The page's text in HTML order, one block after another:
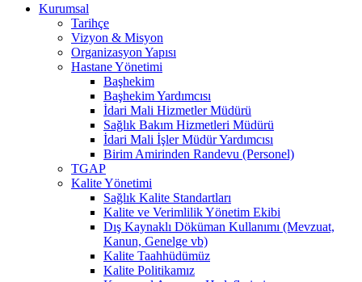
Kurumsal
Tarihçe
Vizyon & Misyon
Organizasyon Yapısı
Hastane Yönetimi
Başhekim
Başhekim Yardımcısı
İdari Mali Hizmetler Müdürü
Sağlık Bakım Hizmetleri Müdürü
İdari Mali İşler Müdür Yardımcısı
Birim Amirinden Randevu (Personel)
TGAP
Kalite Yönetimi
Sağlık Kalite Standartları
Kalite ve Verimlilik Yönetim Ekibi
Dış Kaynaklı Döküman Kullanımı (Mevzuat,
Kanun, Genelge vb)
Kalite Taahhüdümüz
Kalite Politikamız